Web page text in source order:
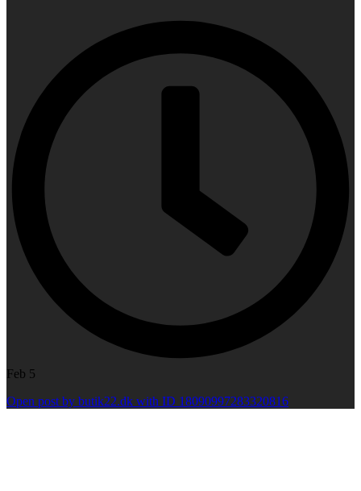
Feb 5
Open post by butik22.dk with ID 18090997283320816